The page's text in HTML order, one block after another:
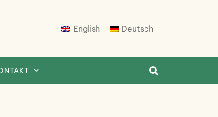
English Deutsch